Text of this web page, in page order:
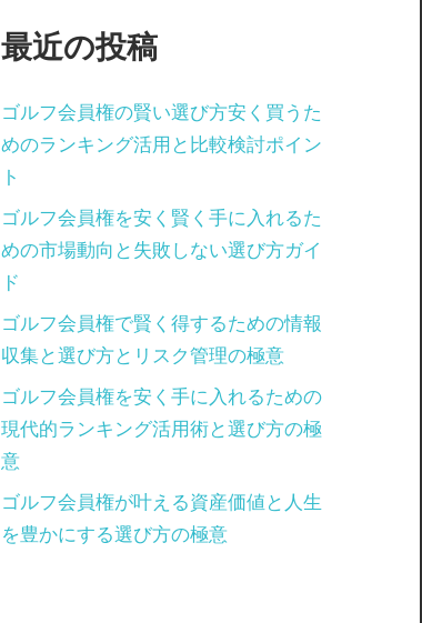
最近の投稿
ゴルフ会員権の賢い選び方安く買うた
めのランキング活用と比較検討ポイン
ト
ゴルフ会員権を安く賢く手に入れるた
めの市場動向と失敗しない選び方ガイ
ド
ゴルフ会員権で賢く得するための情報
収集と選び方とリスク管理の極意
ゴルフ会員権を安く手に入れるための
現代的ランキング活用術と選び方の極
意
ゴルフ会員権が叶える資産価値と人生
を豊かにする選び方の極意